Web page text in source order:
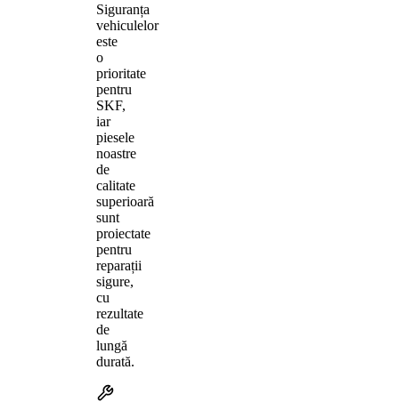
Siguranța
vehiculelor
este
o
prioritate
pentru
SKF,
iar
piesele
noastre
de
calitate
superioară
sunt
proiectate
pentru
reparații
sigure,
cu
rezultate
de
lungă
durată.